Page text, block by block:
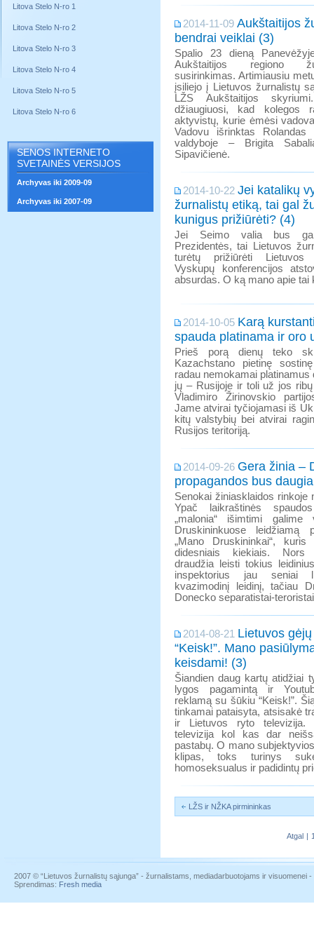
Litova Stelo N-ro 1
Litova Stelo N-ro 2
Litova Stelo N-ro 3
Litova Stelo N-ro 4
Litova Stelo N-ro 5
Litova Stelo N-ro 6
SENOS INTERNETO
SVETAINĖS VERSIJOS
Archyvas iki 2009-09
Archyvas iki 2007-09
2014-11-09 Aukštaitijos
bendrai veiklai (3)
Spalio 23 dieną
Aukštaitijos regiono
susirinkimas. Artimiausiu
įsiliejo į Lietuvos žurnalistų
LŽS Aukštaitijos
džiaugiuosi, kad kolegos
aktyvistų, kurie ėmėsi
Vadovu išrinktas Rolandas
valdyboje – Brigita
Sipavičienė.
2014-10-22 Jei katalikų
žurnalistų etiką, tai gal
kunigus prižiūrėti? (4)
Jei Seimo valia bus
Prezidentės, tai Lietuvos
turėtų prižiūrėti Lietuvos
Vyskupų konferencijos
absurdas. O ką mano apie tai
2014-10-05 Karą
spauda platinama ir oro
Prieš porą dienų teko
Kazachstano pietinę
radau nemokamai
jų – Rusijoje ir toli už jos
Vladimiro Žirinovskio
Jame atvirai tyčiojamasi iš
kitų valstybių bei atvirai
Rusijos teritoriją.
2014-09-26 Gera žinia –
propagandos bus
Senokai žiniasklaidos rinkoje
Ypač laikraštinės
„malonia“ išimtimi
Druskininkuose leidžiamą
„Mano Druskininkai“,
didesniais kiekiais. Nors
draudžia leisti tokius
inspektorius jau seniai
kvazimodinį leidinį, tačiau
Donecko separatistai-
2014-08-21 Lietuvos
“Keisk!”. Mano
keisdami! (3)
Šiandien daug kartų atidžiai
lygos pagamintą ir
reklamą su šūkiu “Keisk!”.
tinkamai pataisyta, atsisakė
ir Lietuvos ryto televizija.
televizija kol kas dar
pastabų. O mano
klipas, toks turinys
homoseksualus ir padidintų
LŽS ir NŽKA pirmininkas
Atgal |
2007 © “Lietuvos žurnalistų sąjunga” - žurnalistams, mediadarbuotojams ir visuomenei
Sprendimas: Fresh media